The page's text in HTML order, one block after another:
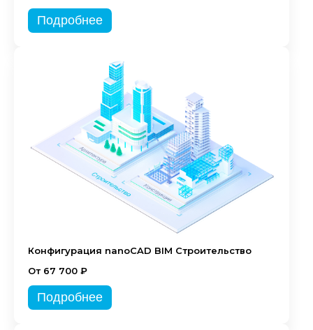
Подробнее
Конфигурация nanoCAD BIM Строительство
От 67 700 ₽
Подробнее